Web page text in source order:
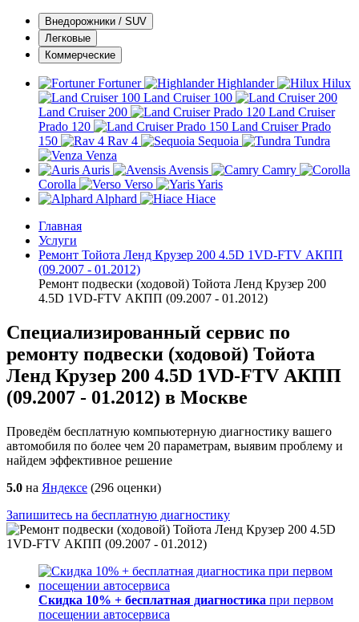
Внедорожники / SUV
Легковые
Коммерческие
Fortuner Highlander
Hilux
Land Cruiser 100
Land Cruiser 200
Land Cruiser
Prado 120
Land Cruiser Prado
150
Rav 4 Sequoia
Tundra
Venza
Auris
Avensis
Camry
Corolla
Verso
Yaris
Alphard
Hiace
Главная
Услуги
Ремонт Тойота Ленд Крузер 200 4.5D 1VD-FTV АКПП
(09.2007 - 01.2012)
Ремонт подвески (ходовой) Тойота Ленд Крузер 200
4.5D 1VD-FTV АКПП (09.2007 - 01.2012)
Специализированный сервис по
ремонту подвески (ходовой) Тойота
Ленд Крузер 200 4.5D 1VD-FTV АКПП
(09.2007 - 01.2012) в Москве
Проведём бесплатную компьютерную диагностику вашего
автомобиля по более чем 20 параметрам, выявим проблему и
найдем эффективное решение
5.0 на Яндексе (296 оценки)
Запишитесь на бесплатную диагностику
Скидка 10% + бесплатная диагностика при первом
посещении автосервиса